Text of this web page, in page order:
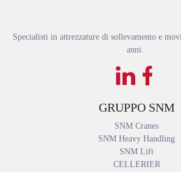
Specialisti in attrezzature di sollevamento e
anni.
GRUPPO SNM
SNM Cranes
SNM Heavy Handling
SNM Lift
CELLERIER